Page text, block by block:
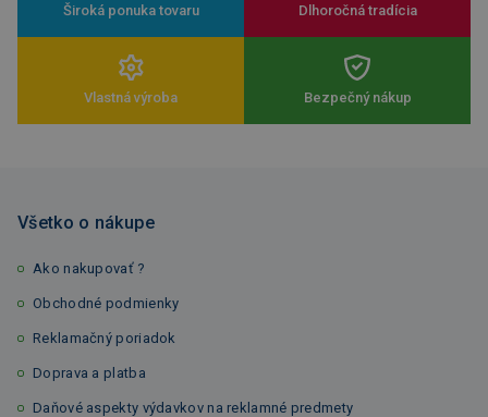
Široká ponuka tovaru Dlhoročná tradícia
Vlastná výroba Bezpečný nákup
Všetko o nákupe
Ako nakupovať ?
Obchodné podmienky
Reklamačný poriadok
Doprava a platba
Daňové aspekty výdavkov na reklamné predmety